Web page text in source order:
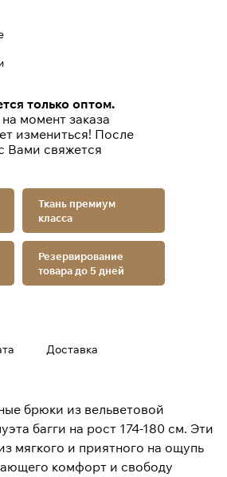
только оптом.
момент заказа
измениться! После
Вами свяжется
Ткань премиум
класса
Резервирование
товара до 5 дней
Доставка
брюки из вельветовой
багги на рост 174-180 см. Эти
мягкого и приятного на ощупь
комфорт и свободу